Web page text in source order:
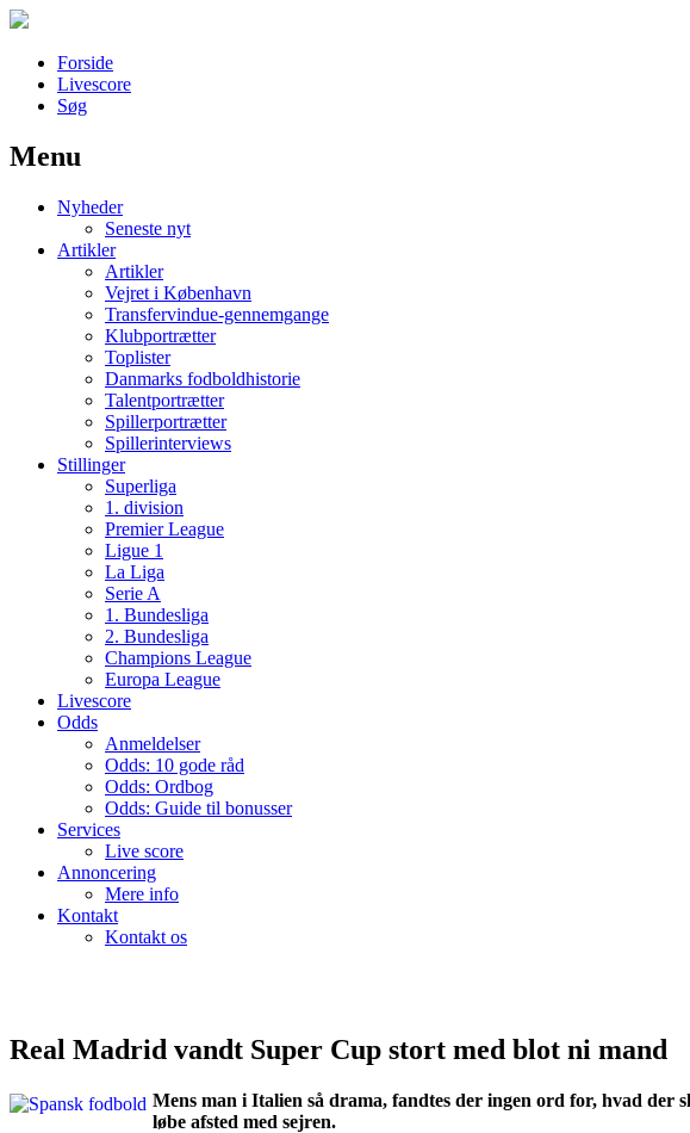
Forside
Livescore
Søg
Наши партнеры
лучшие займы
Menu
Nyheder
Seneste nyt
Artikler
Artikler
Vejret i København
Transfervindue-gennemgange
Klubportrætter
Toplister
Danmarks fodboldhistorie
Talentportrætter
Spillerportrætter
Spillerinterviews
Stillinger
Superliga
1. division
Premier League
Ligue 1
La Liga
Serie A
1. Bundesliga
2. Bundesliga
Champions League
Europa League
Livescore
Odds
Anmeldelser
Odds: 10 gode råd
Odds: Ordbog
Odds: Guide til bonusser
Services
Live score
Annoncering
Mere info
Kontakt
Kontakt os
Real Madrid vandt Super Cup stort med blot ni mand
Mens man i Italien så drama, fandtes der ingen ord for, hvad der
løbe afsted med sejren.